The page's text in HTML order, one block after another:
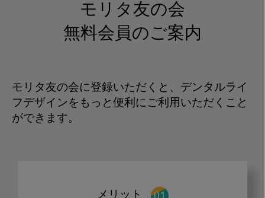
モリタ友の会
無料会員のご案内
モリタ友の会に登録いただくと、デンタルライ
フデザインをもっと便利にご利用いただくこと
ができます。
メリット